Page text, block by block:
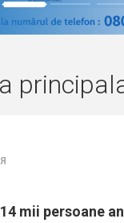
2 3 4
mii persoane